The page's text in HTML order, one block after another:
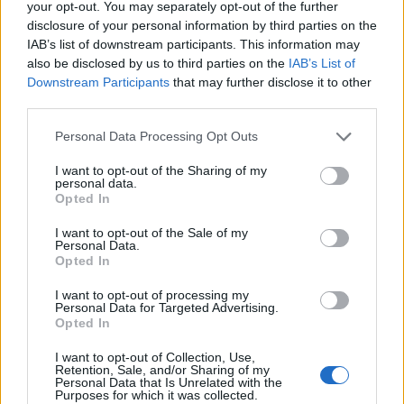
your opt-out. You may separately opt-out of the further
disclosure of your personal information by third parties on the
IAB’s list of downstream participants. This information may
also be disclosed by us to third parties on the IAB’s List of
Downstream Participants that may further disclose it to other
Personal Data Processing Opt Outs
I want to opt-out of the Sharing of my
personal data.
Opted In
I want to opt-out of the Sale of my
Personal Data.
Opted In
I want to opt-out of processing my
Personal Data for Targeted Advertising.
Opted In
I want to opt-out of Collection, Use,
Retention, Sale, and/or Sharing of my
Personal Data that Is Unrelated with the
Purposes for which it was collected.
Blue"(1997)
Eliza
34 804 visningar536 kommentarer
400
5 nov. 10
Senaste foruminläggen
Jag tror att folk köper bil av helt fel
anledning.
Detta köpte jag nyss-tråden 9743 svar
Senaste inlägget av
Bestyckningsfundering. Zenith INAT 35/40
förgasare